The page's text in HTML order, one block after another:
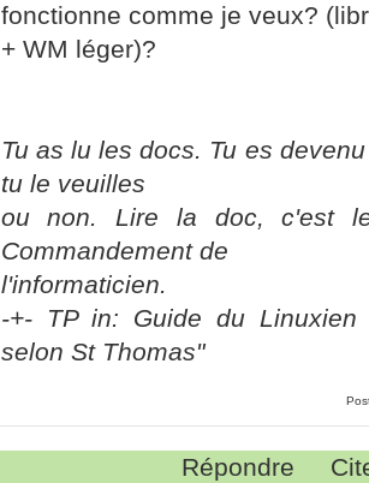
fonctionne comme je veux?
+ WM léger)?
Tu as lu les docs. Tu es
tu le veuilles
ou non. Lire la doc, c'est
Commandement de
l'informaticien.
-+- TP in: Guide du Linuxien
selon St Thomas"
Répondre